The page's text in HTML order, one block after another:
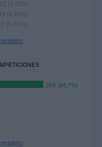
21 (7,42%)
18 (6,36%)
17 (6,01%)
268 (94,7%)